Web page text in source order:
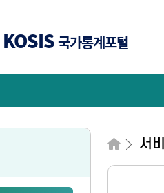
KOSIS국가통계포털
서